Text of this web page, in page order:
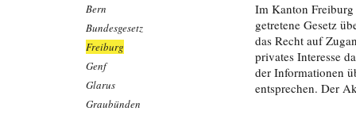
Bern
Bundesgesetz
Freiburg
Genf
Glarus
Graubünden
Im Kanton Freiburg
getretene Gesetz
das Recht auf
privates Interesse
der Informationen
entsprechen. Der